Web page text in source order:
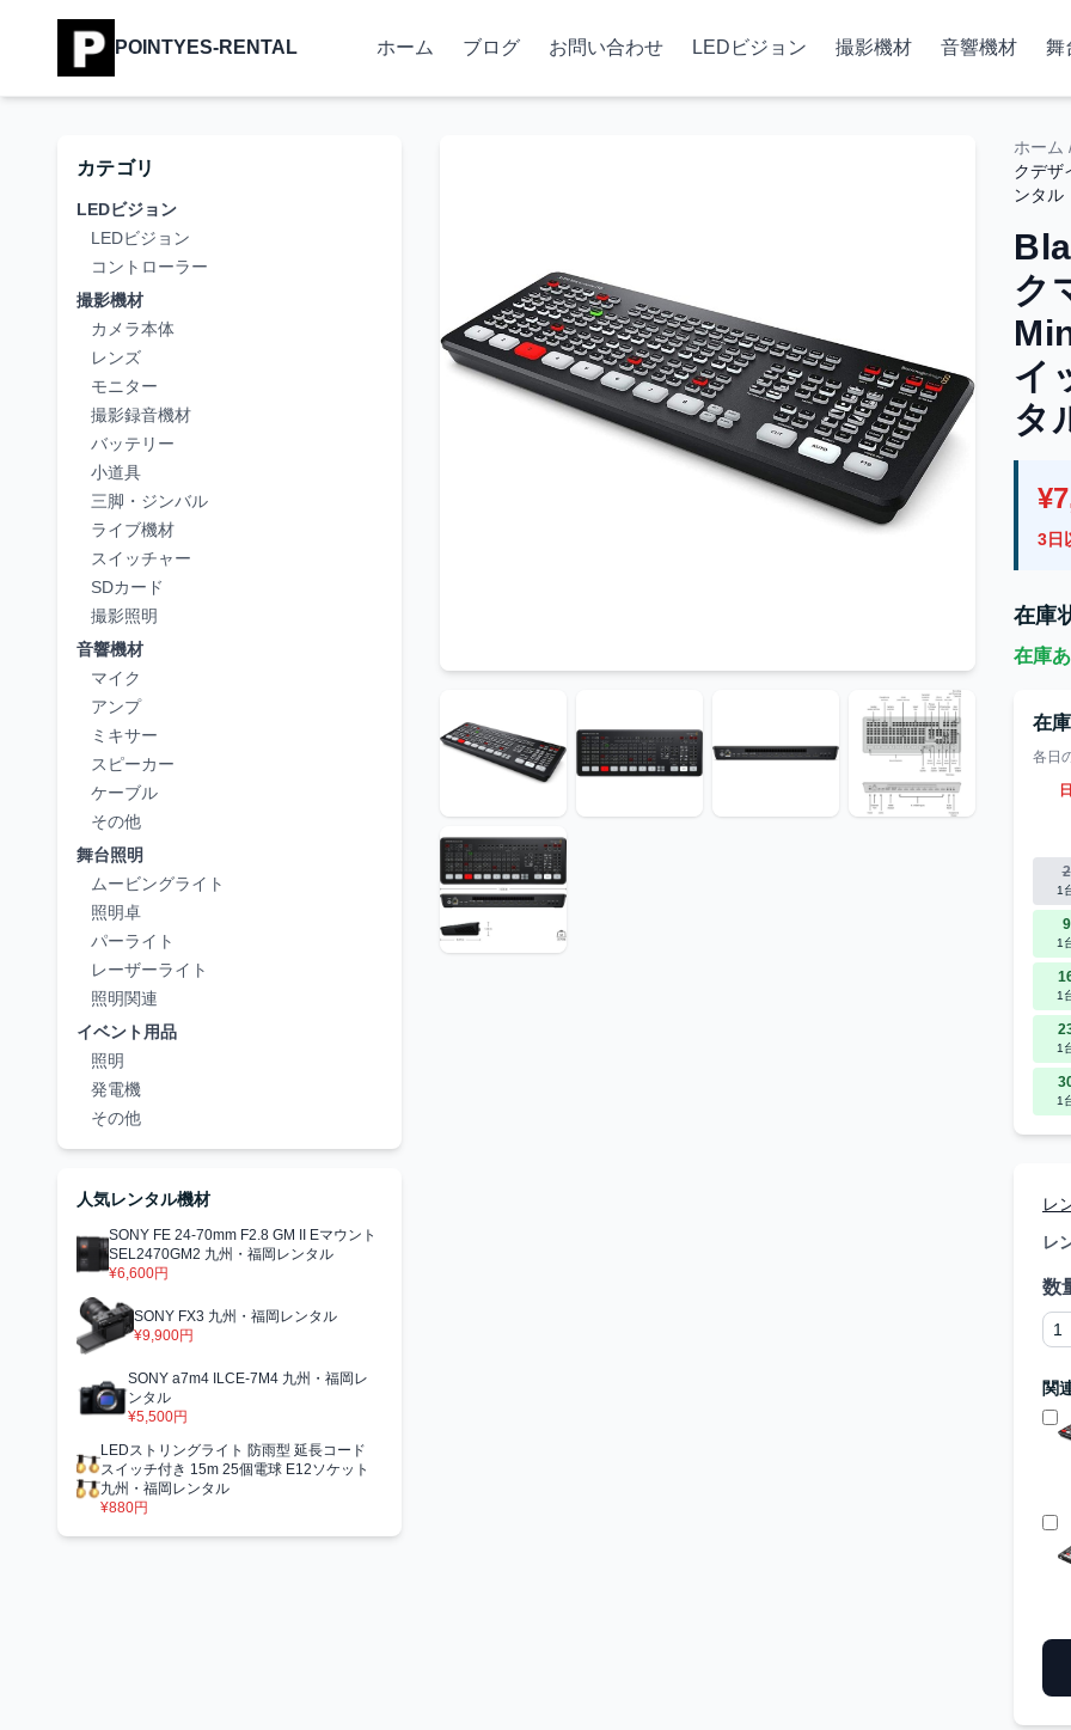
POINTYES-RENTAL ホーム ブログ お問い合わせ LEDビジョン 撮影機材 音響機材 舞
カテゴリ
LEDビジョン
LEDビジョン
コントローラー
撮影機材
カメラ本体
レンズ
モニター
撮影録音機材
バッテリー
小道具
三脚・ジンバル
ライブ機材
スイッチャー
SDカード
撮影照明
音響機材
マイク
アンプ
ミキサー
スピーカー
ケーブル
その他
舞台照明
ムービングライト
照明卓
パーライト
レーザーライト
照明関連
イベント用品
照明
発電機
その他
人気レンタル機材
SONY FE 24-70mm F2.8 GM II Eマウント
SEL2470GM2 九州・福岡レンタル
¥6,600円
SONY FX3 九州・福岡レンタル
¥9,900円
SONY a7m4 ILCE-7M4 九州・福岡レ
ンタル
¥5,500円
LEDストリングライト 防雨型 延長コード
スイッチ付き 15m 25個電球 E12ソケット
九州・福岡レンタル
¥880円
ホーム
クデザ
ンタル
ク
イ
タ
3日
在庫
在庫
在
各日
日
2
1
9
1
1
1
1
レ
レ
数
関